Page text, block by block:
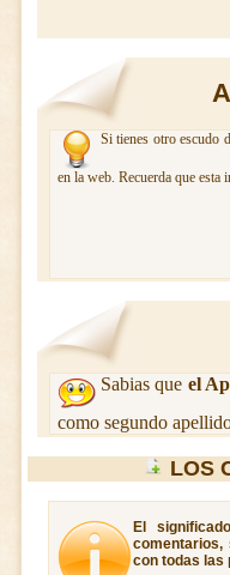
Si tienes otro escudo
en la web. Recuerda que
Sabias que el
como segundo
LOS
El
comentarios,
con todas las